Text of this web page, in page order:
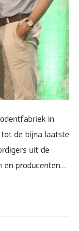
in
de bijna laatste
uit de
en producenten…